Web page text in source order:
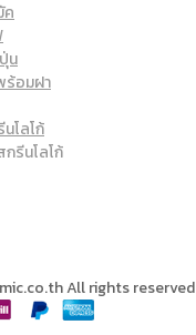
ค
น
ร้อมฝา
โลโก้
กรีนโลโก้
All rights reserved